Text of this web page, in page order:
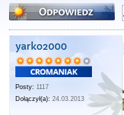
Odpowiedz
yarko2000
Posty: 1117
Dołączył(a): 24.03.2013